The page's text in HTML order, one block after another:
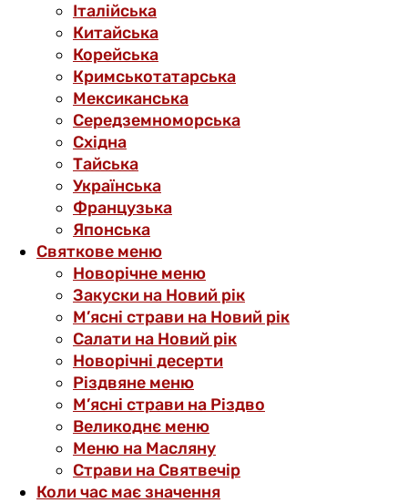
Італійська
Китайська
Корейська
Кримськотатарська
Мексиканська
Середземноморська
Східна
Тайська
Українська
Французька
Японська
Святкове меню
Новорічне меню
Закуски на Новий рік
М’ясні страви на Новий рік
Салати на Новий рік
Новорічні десерти
Різдвяне меню
М’ясні страви на Різдво
Великоднє меню
Меню на Масляну
Страви на Святвечір
Коли час має значення